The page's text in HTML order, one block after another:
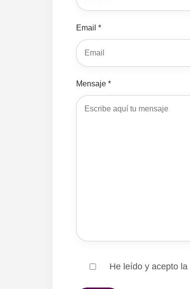
Email *
Mensaje *
He leído y acepto la